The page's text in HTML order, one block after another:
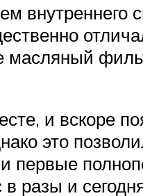
внутреннего
масляный
и вскоре
это
первые
разы и